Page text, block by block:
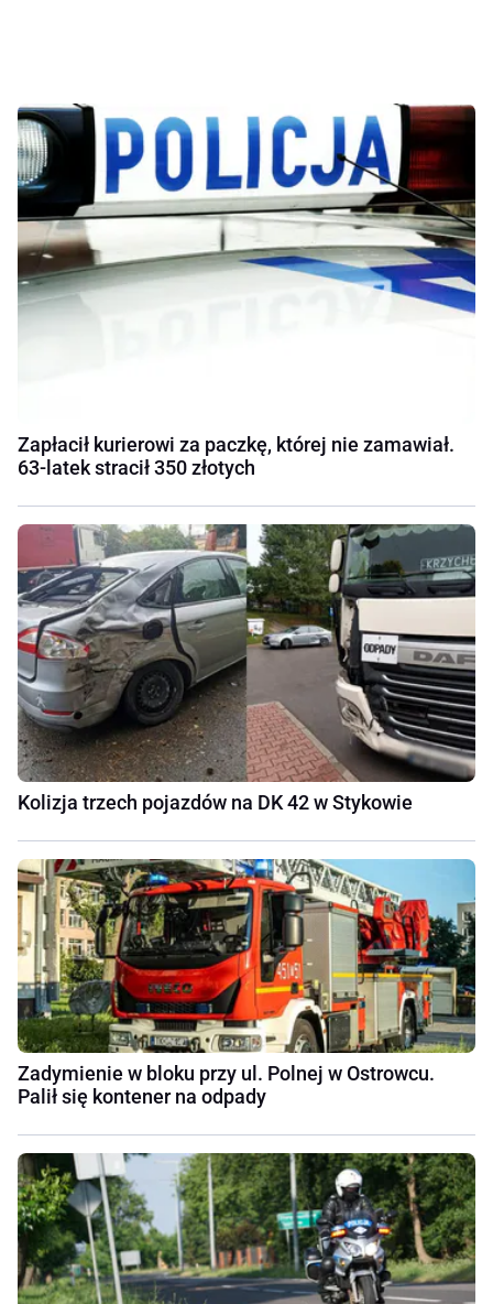
Zapłacił kurierowi za paczkę, której nie zamawiał.
63-latek stracił 350 złotych
Kolizja trzech pojazdów na DK 42 w Stykowie
Zadymienie w bloku przy ul. Polnej w Ostrowcu.
Palił się kontener na odpady